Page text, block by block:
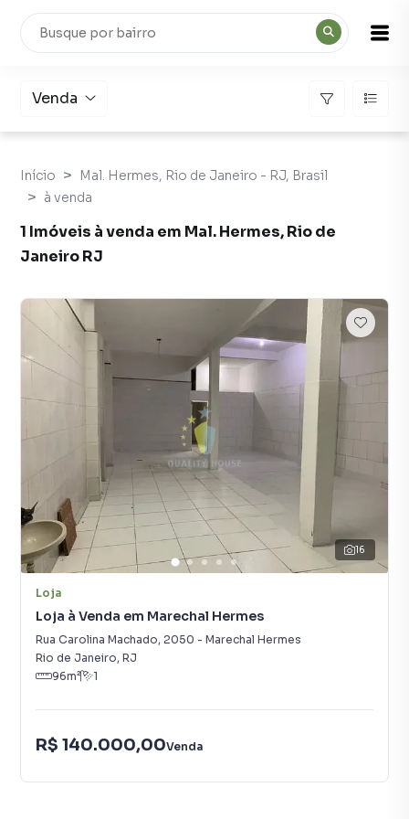
Venda
Início
Mal. Hermes, Rio de Janeiro - RJ, Brasil
à venda
1 Imóveis à venda em Mal. Hermes, Rio de
Janeiro RJ
16
Loja
Loja à Venda em Marechal Hermes
Rua Carolina Machado, 2050 - Marechal Hermes
Rio de Janeiro, RJ
96m² 1
R$ 140.000,00Venda